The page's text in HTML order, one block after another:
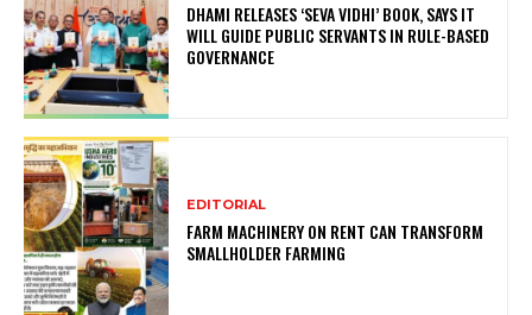
DHAMI RELEASES ‘SEVA VIDHI’ BOOK, SAYS IT
WILL GUIDE PUBLIC SERVANTS IN RULE-BASED
GOVERNANCE
EDITORIAL
FARM MACHINERY ON RENT CAN TRANSFORM
SMALLHOLDER FARMING